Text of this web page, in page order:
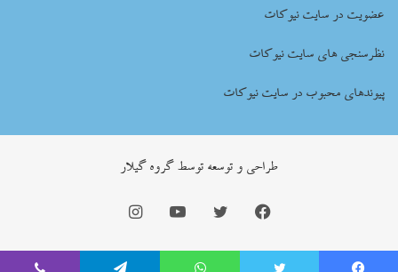
عضویت در سایت نیوکات
نظرسنجی های سایت نیوکات
پیوندهای محبوب در سایت نیوکات
طراحي و توسعه توسط گروه گيلار
فیس
بوک
یوتیوب اینستاگرام